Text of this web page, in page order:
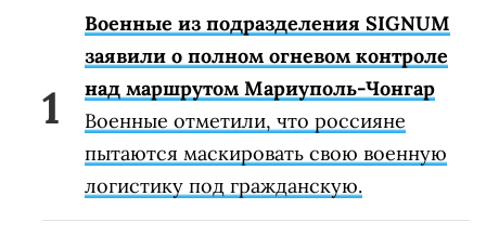
Военные из подразделения SIGNUM
заявили о полном огневом контроле
над маршрутом Мариуполь-Чонгар
Военные отметили, что россияне
пытаются маскировать свою военную
логистику под гражданскую.